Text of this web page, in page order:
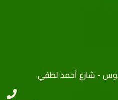
- شارع أحمد لطفي